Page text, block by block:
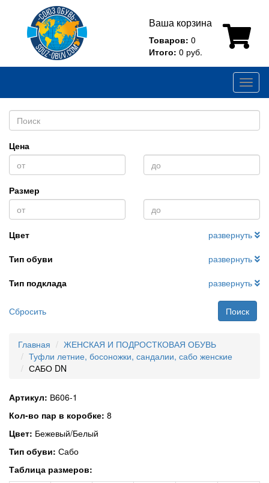
Ваша корзина
Товаров: 0
Итого: 0 руб.
Цена
Размер
Цвет
развернуть
Тип обуви
развернуть
Тип подклада
развернуть
Сбросить Поиск
Главная
ЖЕНСКАЯ И ПОДРОСТКОВАЯ ОБУВЬ
Туфли летние, босоножки, сандалии, сабо женские
САБО DN
Артикул: В606-1
Кол-во пар в коробке: 8
Цвет: Бежевый/Белый
Тип обуви: Сабо
Таблица размеров: